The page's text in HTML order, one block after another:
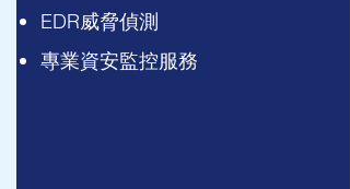
EDR威脅偵測
專業資安監控服務